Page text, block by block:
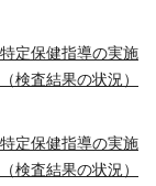
定保健指導の実施
検査結果の状況）
定保健指導の実施
検査結果の状況）